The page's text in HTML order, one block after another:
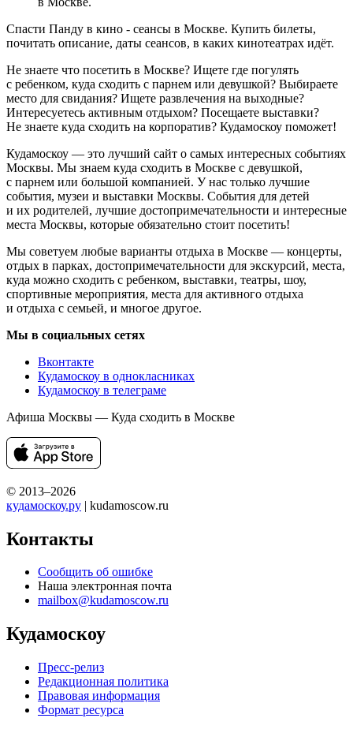
Спасти Панду в кино - сеансы в Москве. Купить билеты,
почитать описание, даты сеансов, в каких кинотеатрах идёт.
Не знаете что посетить в Москве? Ищете где погулять
с ребенком, куда сходить с парнем или девушкой? Выбираете
место для свидания? Ищете развлечения на выходные?
Интересуетесь активным отдыхом? Посещаете выставки?
Не знаете куда сходить на корпоратив? Кудамоскоу поможет!
Кудамоскоу — это лучший сайт о самых интересных событиях
Москвы. Мы знаем куда сходить в Москве с девушкой,
с парнем или большой компанией. У нас только лучшие
события, музеи и выставки Москвы. События для детей
и их родителей, лучшие достопримечательности и интересные
места Москвы, которые обязательно стоит посетить!
Мы советуем любые варианты отдыха в Москве — концерты,
отдых в парках, достопримечательности для экскурсий, места,
куда можно сходить с ребенком, выставки, театры, шоу,
спортивные мероприятия, места для активного отдыха
и отдыха с семьей, и многое другое.
Мы в социальных сетях
Вконтакте
Кудамоскоу в однокласниках
Кудамоскоу в телеграме
Афиша Москвы — Куда сходить в Москве
© 2013–2026
кудамоскоу.ру | kudamoscow.ru
Контакты
Сообщить об ошибке
Наша электронная почта
mailbox@kudamoscow.ru
Кудамоскоу
Пресс-релиз
Редакционная политика
Правовая информация
Формат ресурса